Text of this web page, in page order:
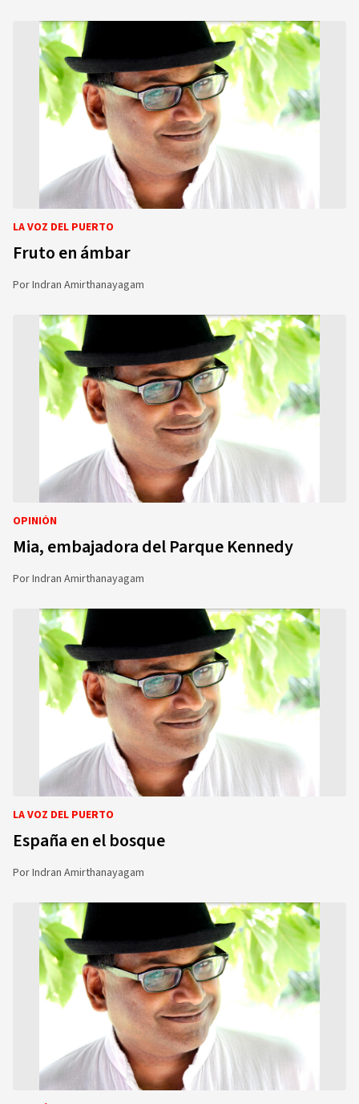
LA VOZ DEL PUERTO
Fruto en ámbar
PorIndran Amirthanayagam
OPINIÓN
Mia, embajadora del Parque Kennedy
PorIndran Amirthanayagam
LA VOZ DEL PUERTO
España en el bosque
PorIndran Amirthanayagam